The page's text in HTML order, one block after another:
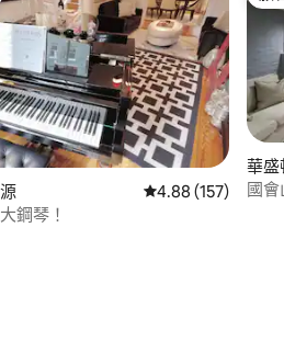
從 157 則評價中獲
4.88 (157)
鋼琴！
華盛
國